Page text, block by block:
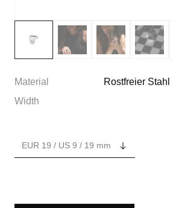
Material
Rostfreier Stahl
Width